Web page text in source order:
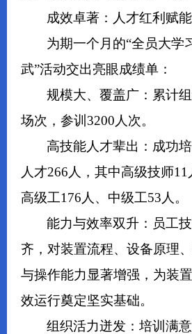
成效卓著：人才红利赋
为期一个月的“全员大学
武”活动交出亮眼成绩单：
规模大、覆盖广：累计
场次，参训3200人次。
高技能人才辈出：成功
人才266人，其中高级技师11
高级工176人、中级工53人。
能力与效率双升：员工
齐，对装置流程、设备原理
与操作能力显著增强，为装
效运行奠定坚实基础。
组织活力迸发：培训满